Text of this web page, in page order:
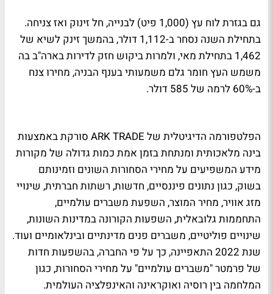
גם בגזרת לוח עץ (1,000 פיט) לבנייה, חל זינוק ואז צניחה.
בתחילת השנה נסחר ב-1,112 דולר, בהמשך זינק לשיא של
1,462 בתחילת מאי, ולמרות ביקוש חזק לדירות בארה"ב בה
משמש העץ חומר גלם משמעותי בענף הבניה, מחירו צנח
ב-60% לרמה של 585 דולר.
הפלטפורמה הדיגיטלית של ARK TRADE סורקת באמצעות
בינה מלאכותית ומנתחת בזמן אמת כמות גדולה של מקורות
מידע המשפיעים על מחירי הסחורות השונים וזמינותם
בשוק, כגון נתונים פיננסיים, חדשות, רשתות חברתית, שינויי
מזג אוויר, מחיר המוצר, השפעת משברים עולמיים,
התחממות גלובאלית, השפעות הקורונה במדינות השונות,
שינויים פוליטיים, משברים פנים מדינתיים ובינלאומיים ועוד.
שנת 2022 התאפיינה, כך על פי החברה, בהשפעות חדות
של פרמטר "משברים עולמיים" על מחירי הסחורות, כגון
המלחמה בין רוסיה ואוקראינה והאינפלציה העולמית.